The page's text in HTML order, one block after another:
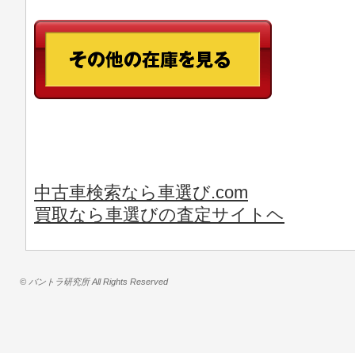
中古車検索なら車選び.com
買取なら車選びの査定サイトヘ
© バントラ研究所 All Rights Reserved